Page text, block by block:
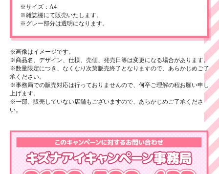
※サイズ：A4
※雑誌棚にて販売いたします。
※グレー部分は透明になります。
※画像はイメージです。
※商品名、デザイン、仕様、売価、発売日等は変更になる場合があります。
※数量限定につき、なくなり次第販売終了となりますので、あらかじめご了
承ください。
※事務局での販売対応は行っておりませんので、何卒ご理解の程お願い申し
上げます。
※一部、販売していない店舗もございますので、あらかじめご了承くださ
い。